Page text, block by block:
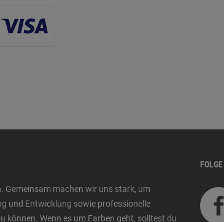
Gemeinsam machen wir uns stark, um
und Entwicklung sowie professionelle
können. Wenn es um Farben geht, solltest du